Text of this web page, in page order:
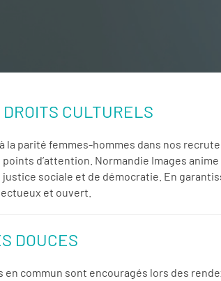
CULTURELS
la parité femmes-hommes dans nos
points d’attention. Normandie Images
justice sociale et de démocratie. En
et ouvert.
DOUCES
en commun sont encouragés lors des